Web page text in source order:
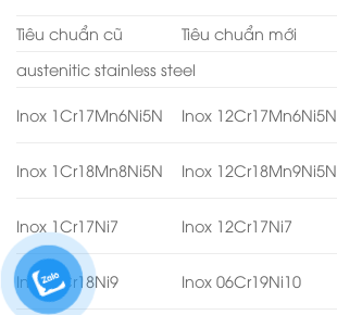
Tiêu chuẩn cũ Tiêu chuẩn mới
austenitic stainless steel
Inox 1Cr17Mn6Ni5N Inox 12Cr17Mn6Ni5N
Inox 1Cr18Mn8Ni5N Inox 12Cr18Mn9Ni5N
Inox 1Cr17Ni7 Inox 12Cr17Ni7
Inox 0Cr18Ni9 Inox 06Cr19Ni10